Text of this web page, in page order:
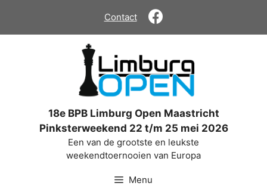
de
Contact
18e BPB Limburg Open Maastricht
Pinksterweekend 22 t/m 25 mei 2026
Een van de grootste en leukste
weekendtoernooien van Europa
Menu